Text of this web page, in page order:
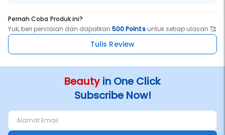
actives: moisturizing shea butter, soothing allantoin, exfoliating
advanced AHA, with brightening combo n-acetyl Glucosamine +
niacinamide.
Ambers, Patchouli and Whitemusk.
Fragrance :
- Halal
Pernah Coba Produk ini?
Yuk, beri penilaian dan dapatkan500 Pointsuntuk setiap ulasan 🥰
Tulis Review
Beautyin One Click
Subscribe Now!